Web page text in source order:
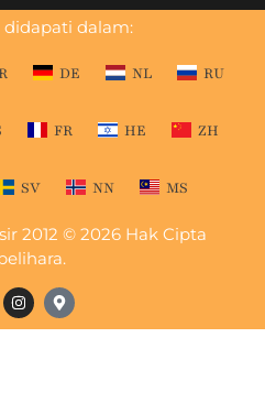
dalam:
DE NL RU
FR HE ZH
SV NN MS
2012 © 2026 Hak Cipta